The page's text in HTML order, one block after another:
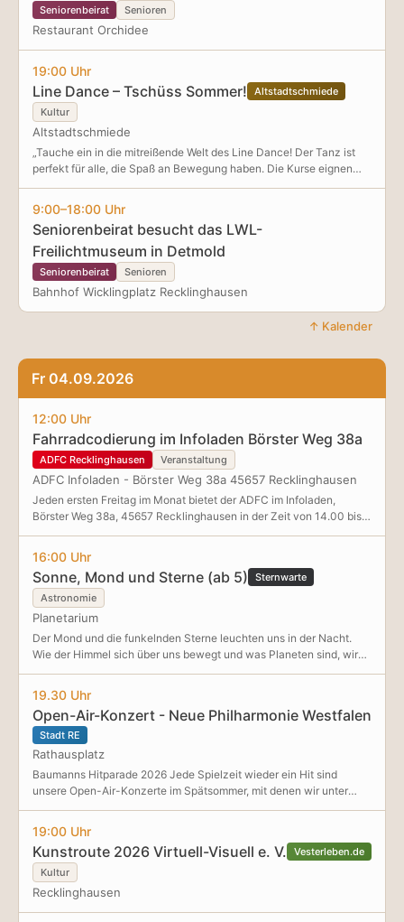
Seniorenbeirat Senioren
Restaurant Orchidee
19:00 Uhr
Line Dance – Tschüss Sommer!
Altstadtschmiede
Kultur
Altstadtschmiede
„Tauche ein in die mitreißende Welt des Line Dance! Der Tanz ist
perfekt für alle, die Spaß an Bewegung haben. Die Kurse eignen
sich auch für die Menschen mit Behinderung; alle sind willkommen,
alle können mitmachen.“ Freut euch auf einen geselligen Abend in
lockerer Atmosphäre und entdeckt die Begeisterung für Line
Dance. Kommt vorbei und tanzt mit! Wir freuen uns auf euch!
9:00–18:00 Uhr
Seniorenbeirat besucht das LWL-
Freilichtmuseum in Detmold
Seniorenbeirat Senioren
Bahnhof Wicklingplatz Recklinghausen
↑ Kalender
Fr 04.09.2026
12:00 Uhr
Fahrradcodierung im Infoladen Börster Weg 38a
ADFC Recklinghausen Veranstaltung
ADFC Infoladen - Börster Weg 38a 45657 Recklinghausen
Jeden ersten Freitag im Monat bietet der ADFC im Infoladen,
Börster Weg 38a, 45657 Recklinghausen in der Zeit von 14.00 bis
17.00 Uhr seine beliebte Fahrradcodierung an
16:00 Uhr
Sonne, Mond und Sterne (ab 5)
Sternwarte
Astronomie
Planetarium
Der Mond und die funkelnden Sterne leuchten uns in der Nacht.
Wie der Himmel sich über uns bewegt und was Planeten sind, wird
im Planetarium anschaulich erklärt. von Christian Pokall
19.30 Uhr
Open-Air-Konzert - Neue Philharmonie Westfalen
Stadt RE
Rathausplatz
Baumanns Hitparade 2026 Jede Spielzeit wieder ein Hit sind
unsere Open-Air-Konzerte im Spätsommer, mit denen wir unter
freiem Himmel den Beginn der Saison feiern. In dieser Spielzeit hat
GMD Rasmus Baumann in „Baumanns Hitparade 2026“ wieder ein
Programm zusammengestellt, dass die Freuden der klassischen
Musik mit Highlights aus Filmmusik und mehr kombiniert. Klassik-
Stars wie Mozart und Grieg treffen auf Ikonen der Filmmusik wie
John Williams und Hans Zimmer. Bekannte Melodien in zum
19:00 Uhr
Kunstroute 2026 Virtuell-Visuell e. V.
Vesterleben.de
Kultur
Recklinghausen